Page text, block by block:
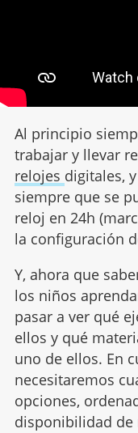
Al principio
trabajar y llevar
relojes digitales,
siempre que se
reloj en 24h
la configuración
Y, ahora que
los niños
pasar a ver qué
ellos y qué
uno de ellos. En
necesitaremos
opciones,
disponibilidad de